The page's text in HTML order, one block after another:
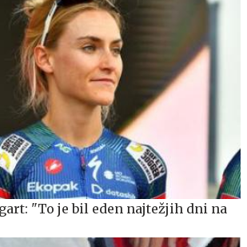
"To je bil eden najtežjih dni na